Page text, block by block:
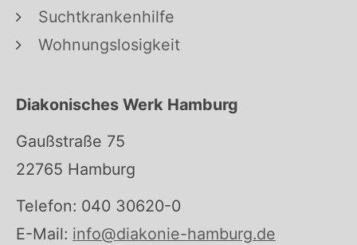
Suchtkrankenhilfe
Wohnungslosigkeit
Diakonisches Werk Hamburg
Gaußstraße 75
22765 Hamburg
Telefon: 040 30620-0
E-Mail: info@diakonie-hamburg.de